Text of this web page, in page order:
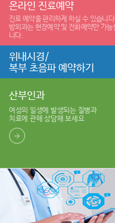
온라인 진료예약
진료 예약을 편리하게 하실 수 있습니
방외과는 현장예약 및전화예약만 가능
니다.
위내시경/
복부 초음파 예약하기
산부인과
여성의 일생에 발생되는 질병과
치료에 관해 상담해 보세요